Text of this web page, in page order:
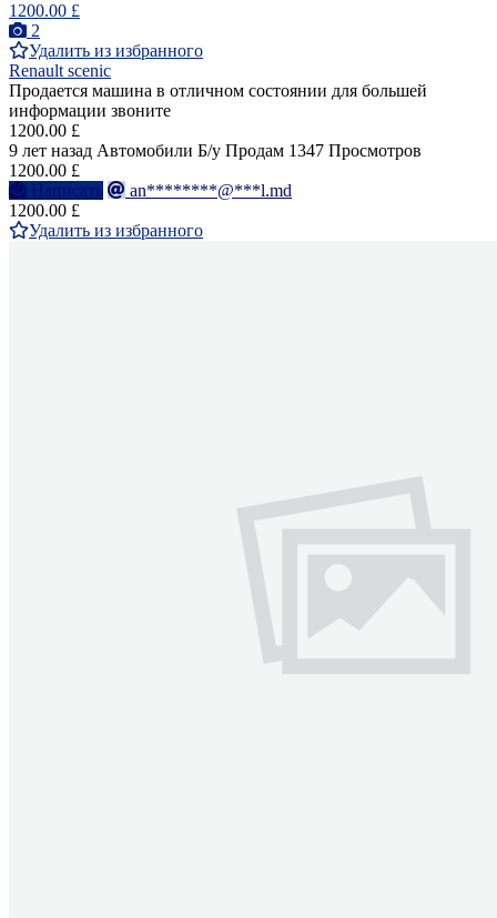
1200.00 £
2
Удалить из избранного
Renault scenic
Продается машина в отличном состоянии для большей
информации звоните
1200.00 £
9 лет назад Автомобили Б/у Продам 1347 Просмотров
1200.00 £
Написать
an********@***l.md
1200.00 £
Удалить из избранного